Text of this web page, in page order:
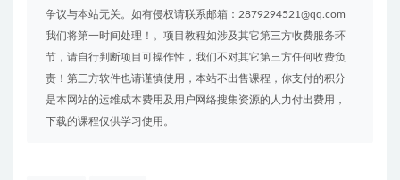
争议与本站无关。如有侵权请联系邮箱：2879294521@qq.com
我们将第一时间处理！。项目教程如涉及其它第三方收费服务环
节，请自行判断项目可操作性，我们不对其它第三方任何收费负
责！第三方软件也请谨慎使用，本站不出售课程，你支付的积分
是本网站的运维成本费用及用户网络搜集资源的人力付出费用，
下载的课程仅供学习使用。